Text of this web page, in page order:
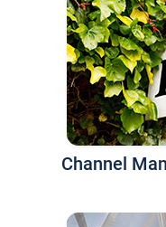
Channel